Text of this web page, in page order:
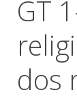
GT
dos